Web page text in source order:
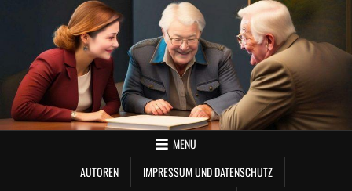
content
MENU
AUTOREN
IMPRESSUM UND DATENSCHUTZ